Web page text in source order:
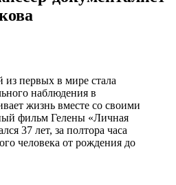
первых в мире стала
наблюдения в
жизнь вместе со своими
фильм Гелены «Личная
37 лет, за полтора часа
человека от рождения до